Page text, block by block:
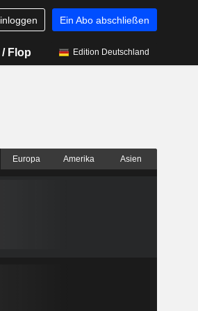
Ein Abo abschließen
Flop Edition Deutschland
Europa Amerika Asien